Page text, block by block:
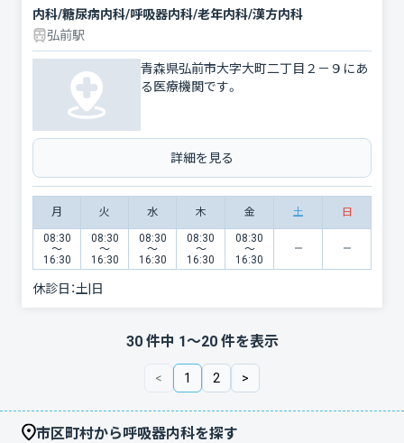
内科/糖尿病内科/呼吸器内科/老年内科/漢方内科
弘前駅
青森県弘前市大字大町二丁目２－９にあ
る医療機関です。
詳細を見る
月 火 水 木 金 土 日
08:30
〜
16:30
08:30
〜
16:30
08:30
〜
16:30
08:30
〜
16:30
08:30
〜
16:30
休診日：土|日
30件中 1〜20件を表示
< 1 2 >
市区町村から呼吸器内科を探す